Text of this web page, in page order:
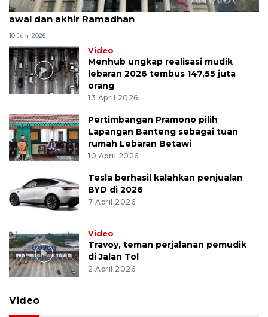
MK uji materi UU Peradilan Agama perihal isbat
awal dan akhir Ramadhan
10 Juni 2026
Video
Menhub ungkap realisasi mudik
lebaran 2026 tembus 147,55 juta
orang
13 April 2026
Pertimbangan Pramono pilih
Lapangan Banteng sebagai tuan
rumah Lebaran Betawi
10 April 2026
Tesla berhasil kalahkan penjualan
BYD di 2026
7 April 2026
Video
Travoy, teman perjalanan pemudik
di Jalan Tol
2 April 2026
Video